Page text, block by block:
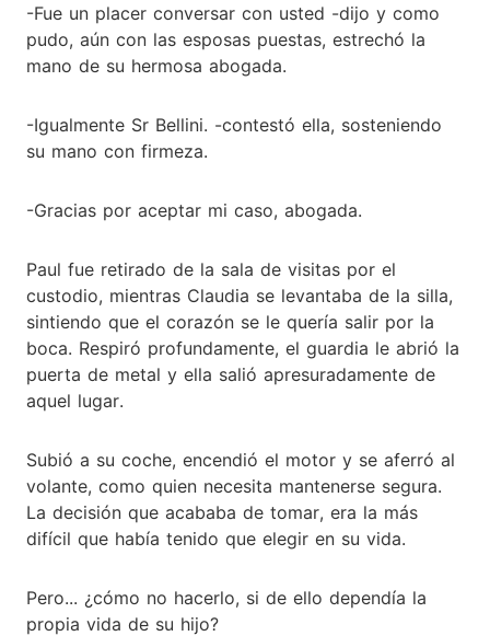
-Fue un placer conversar con usted -dijo y como
pudo, aún con las esposas puestas, estrechó la
mano de su hermosa abogada.
-Igualmente Sr Bellini. -contestó ella, sosteniendo
su mano con firmeza.
-Gracias por aceptar mi caso, abogada.
Paul fue retirado de la sala de visitas por el
custodio, mientras Claudia se levantaba de la silla,
sintiendo que el corazón se le quería salir por la
boca. Respiró profundamente, el guardia le abrió la
puerta de metal y ella salió apresuradamente de
aquel lugar.
Subió a su coche, encendió el motor y se aferró al
volante, como quien necesita mantenerse segura.
La decisión que acababa de tomar, era la más
difícil que había tenido que elegir en su vida.
Pero... ¿cómo no hacerlo, si de ello dependía la
propia vida de su hijo?